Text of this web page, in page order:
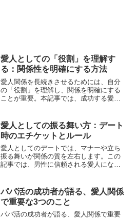
愛人としての「役割」を理解す
る：関係性を明確にする方法
愛人関係を長続きさせるためには、自分
の「役割」を理解し、関係を明確にする
ことが重要。本記事では、成功する愛人
愛人としての振る舞い方：デート
時のエチケットとルール
愛人としてのデートでは、マナーや立ち
振る舞いが関係の質を左右します。この
記事では、男性に信頼される愛人になる
パパ活の成功者が語る、愛人関係
で重要な3つのこと
パパ活の成功者が語る、愛人関係で重要